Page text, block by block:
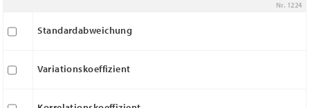
Nr. 1224
Standardabweichung
Variationskoeffizient